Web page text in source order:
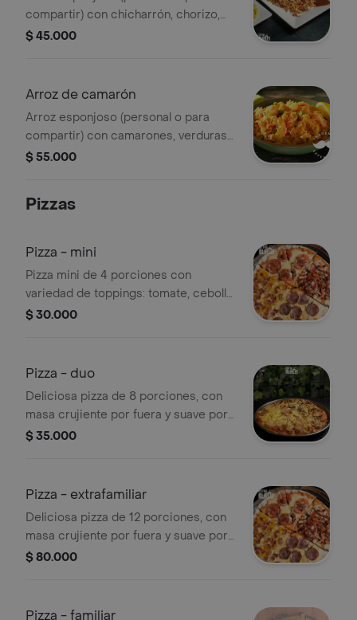
compartir) con chicharrón, chorizo,
pollo, tocineta, verduras y plátano
francesa
$ 45.000
Arroz de camarón
Arroz esponjoso (personal o para
compartir) con camarones, verduras y
nuestra salsa especial. acompañado
$ 55.000
Pizzas
Pizza - mini
Pizza mini de 4 porciones con
variedad de toppings: tomate, cebolla,
salami, piña y jamón.
$ 30.000
Pizza - duo
Deliciosa pizza de 8 porciones, con
masa crujiente por fuera y suave por
dentro acompañada de tus toppings
$ 35.000
Pizza - extrafamiliar
Deliciosa pizza de 12 porciones, con
masa crujiente por fuera y suave por
dentro acompañada de tus toppings
$ 80.000
Pizza - familiar